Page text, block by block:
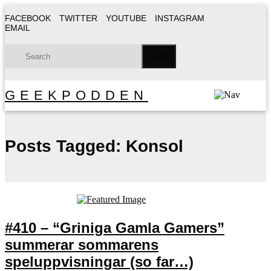
FACEBOOK TWITTER YOUTUBE
INSTAGRAM
EMAIL
GEEKPODDEN
Posts Tagged: Konsol
#410 – “Griniga Gamla Gamers”
summerar sommarens
speluppvisningar (so far…)